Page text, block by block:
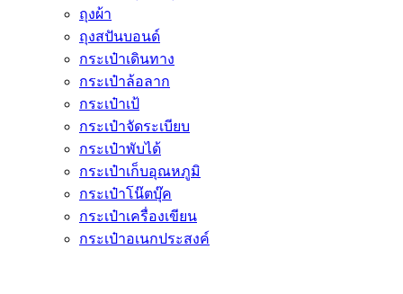
ถุงผ้า
ถุงสปันบอนด์
กระเป๋าเดินทาง
กระเป๋าล้อลาก
กระเป๋าเป้
กระเป๋าจัดระเบียบ
กระเป๋าพับได้
กระเป๋าเก็บอุณหภูมิ
กระเป๋าโน๊ตบุ๊ค
กระเป๋าเครื่องเขียน
กระเป๋าอเนกประสงค์